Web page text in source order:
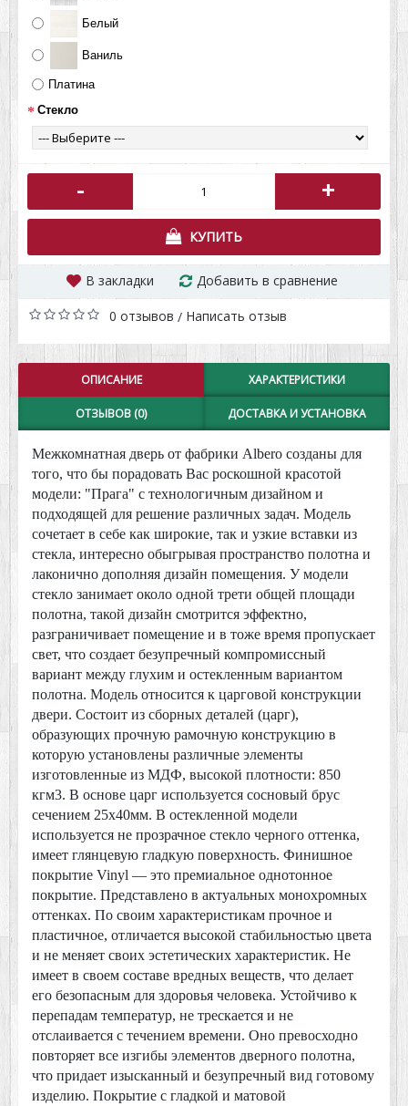
Белый
Ваниль
Платина
Стекло
- +
КУПИТЬ
В закладки Добавить в сравнение
0 отзывов / Написать отзыв
ОПИСАНИЕ ХАРАКТЕРИСТИКИ
ОТЗЫВОВ (0) ДОСТАВКА И УСТАНОВКА
Межкомнатная дверь от фабрики Albero созданы для
того, что бы порадовать Вас роскошной красотой
модели: "Прага" с технологичным дизайном и
подходящей для решение различных задач. Модель
сочетает в себе как широкие, так и узкие вставки из
стекла, интересно обыгрывая пространство полотна и
лаконично дополняя дизайн помещения. У модели
стекло занимает около одной трети общей площади
полотна, такой дизайн смотрится эффектно,
разграничивает помещение и в тоже время пропускает
свет, что создает безупречный компромиссный
вариант между глухим и остекленным вариантом
полотна. Модель относится к царговой конструкции
двери. Состоит из сборных деталей (царг),
образующих прочную рамочную конструкцию в
которую установлены различные элементы
изготовленные из МДФ, высокой плотности: 850
кгм3. В основе царг используется сосновый брус
сечением 25х40мм. В остекленной модели
используется не прозрачное стекло черного оттенка,
имеет глянцевую гладкую поверхность. Финишное
покрытие Vinyl — это премиальное однотонное
покрытие. Представлено в актуальных монохромных
оттенках. По своим характеристикам прочное и
пластичное, отличается высокой стабильностью цвета
и не меняет своих эстетических характеристик. Не
имеет в своем составе вредных веществ, что делает
его безопасным для здоровья человека. Устойчиво к
перепадам температур, не трескается и не
отслаивается с течением времени. Оно превосходно
повторяет все изгибы элементов дверного полотна,
что придает изысканный и безупречный вид готовому
изделию. Покрытие с гладкой и матовой